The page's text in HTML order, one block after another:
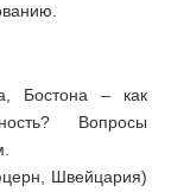
Бостона – как
Вопросы
Швейцария)